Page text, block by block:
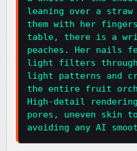
leaning over a
them with her
table, there is a
peaches. Her nails
light filters through
light patterns and
the entire fruit
High-detail
pores, uneven skin
avoiding any AI